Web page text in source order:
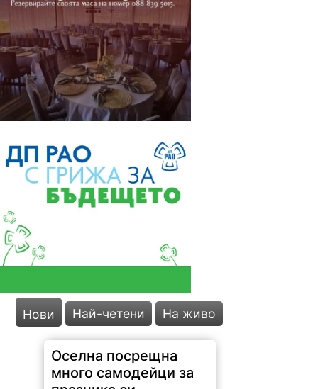
Нови Най-четени На живо
Оселна посрещна
много самодейци за
празника си